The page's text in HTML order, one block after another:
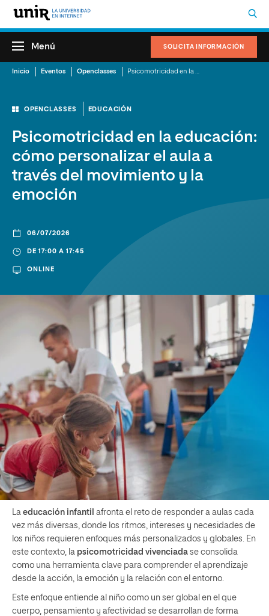
SOLICITA INFORMACIÓN
Menú
Inicio Eventos Openclasses
OPENCLASSES EDUCACIÓN
Psicomotricidad en la educación:
cómo personalizar el aula a
través del movimiento y la
emoción
06/07/2026
DE 17:00 A 17:45
ONLINE
La educación infantil afronta el reto de responder a aulas cada
vez más diversas, donde los ritmos, intereses y necesidades de
los niños requieren enfoques más personalizados y globales. En
este contexto, la psicomotricidad vivenciada se consolida
como una herramienta clave para comprender el aprendizaje
desde la acción, la emoción y la relación con el entorno.
Este enfoque entiende al niño como un ser global en el que
cuerpo, pensamiento y afectividad se desarrollan de forma